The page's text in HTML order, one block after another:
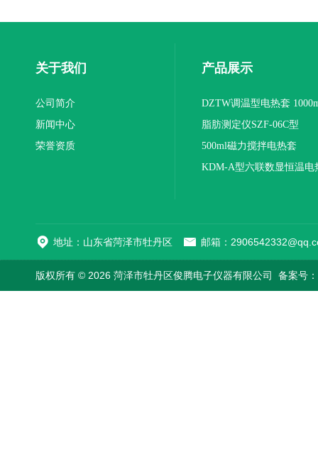
关于我们
公司简介
新闻中心
荣誉资质
产品展示
DZTW调温型电热套
联
脂肪测定仪SZF-06C型
500ml磁力搅拌电热套
KDM-A型六联数显恒温电
地址：山东省菏泽市牡丹区 邮箱：
版权所有 © 2026 菏泽市牡丹区俊腾电子仪器有限公司 备案号